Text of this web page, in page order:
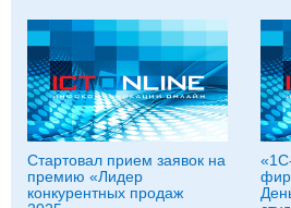
Стартовал прием заявок на
премию «Лидер
конкурентных продаж